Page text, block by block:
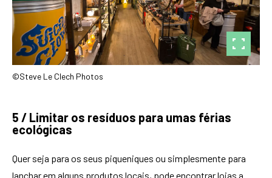
©Steve Le Clech Photos
5 / Limitar os resíduos para umas férias
ecológicas
Quer seja para os seus piqueniques ou simplesmente para
lanchar em alguns produtos locais, pode encontrar lojas a